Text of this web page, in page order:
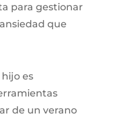
para gestionar
que
es
de un verano